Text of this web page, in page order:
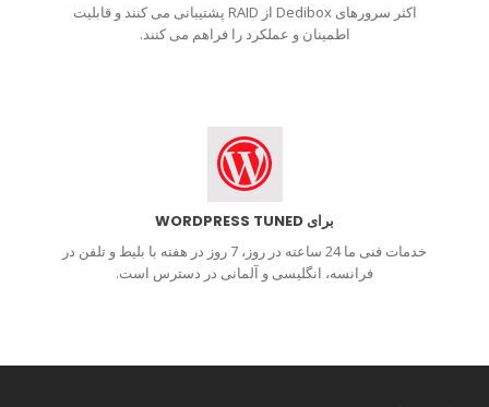
اکثر سرورهای Dedibox از RAID پشتیبانی می کنند و قابلیت
اطمینان و عملکرد را فراهم می کنند.
برای WORDPRESS TUNED
خدمات فنی ما 24 ساعته در روز، 7 روز در هفته با بلیط و تلفن در
فرانسه، انگلیسی و آلمانی در دسترس است.